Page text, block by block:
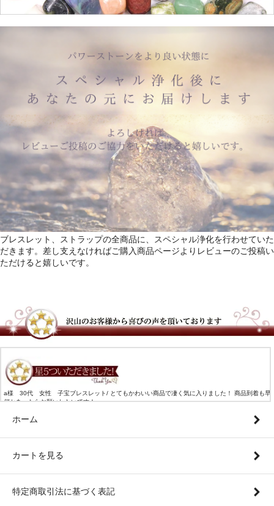
ブレスレット、ストラップの全商品に、スペシャル浄化を行わせていた
だきます。差し支えなければご購入商品ページよりレビューのご投稿い
ただけると嬉しいです。
a様 30代 女性 子宝ブレスレット/ とてもかわいい商品で凄く気に入りました！ 商品到着も早
何かあったらお願いしたいです！
ホーム
カートを見る
特定商取引法に基づく表記